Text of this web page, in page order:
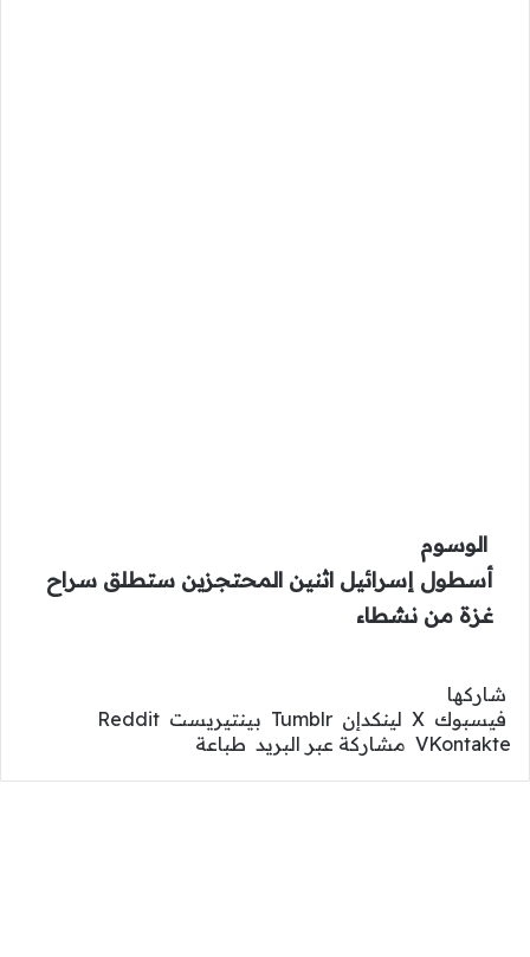
الوسوم
أسطول إسرائيل اثنين المحتجزين ستطلق سراح
غزة من نشطاء
شاركها
فيسبوك ‫X لينكدإن بينتيريست
مشاركة عبر البريد طباعة